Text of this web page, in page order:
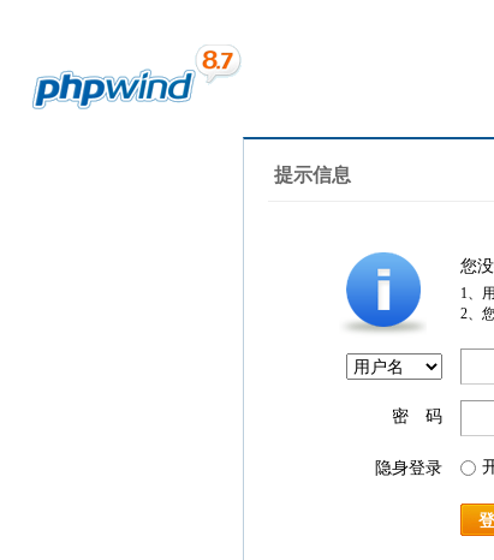
提示信息
您
1、
2、
密 码
隐身登录